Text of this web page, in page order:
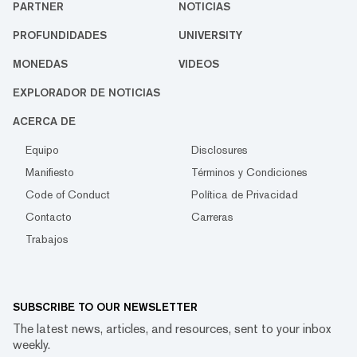
PARTNER NOTICIAS
PROFUNDIDADES UNIVERSITY
MONEDAS VIDEOS
EXPLORADOR DE NOTICIAS
ACERCA DE
Equipo
Disclosures
Manifiesto
Términos y Condiciones
Code of Conduct
Política de Privacidad
Contacto
Carreras
Trabajos
SUBSCRIBE TO OUR NEWSLETTER
The latest news, articles, and resources, sent to your inbox
weekly.